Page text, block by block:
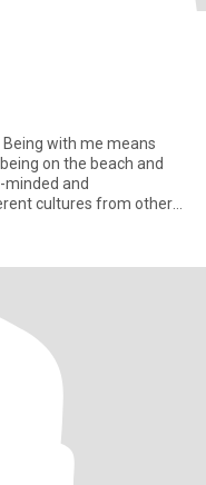
Being with me means
on the beach and
minded and
cultures from other